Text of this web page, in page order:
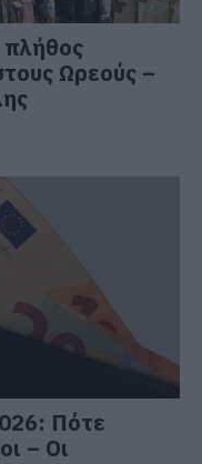
Ωρεούς –
Πότε
– Οι